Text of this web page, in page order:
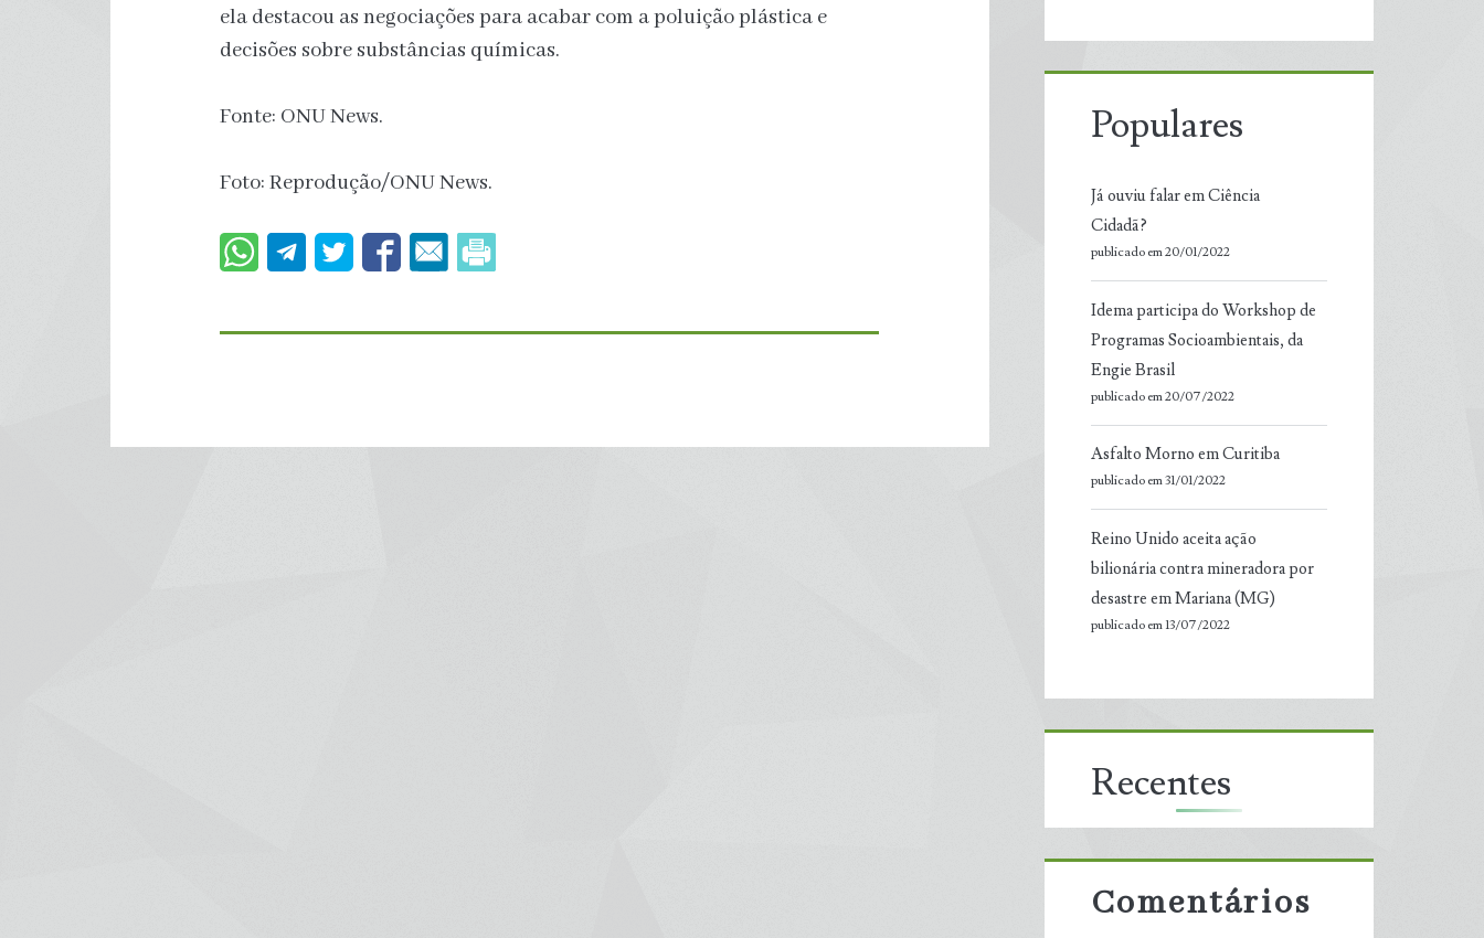
ela destacou as negociações para acabar com a poluição plástica e
decisões sobre substâncias químicas.
Fonte: ONU News.
Foto: Reprodução/ONU News.
Populares
Já ouviu falar em Ciência
Cidadã?
publicado em 20/01/2022
Idema participa do Workshop de
Programas Socioambientais, da
Engie Brasil
publicado em 20/07/2022
Asfalto Morno em Curitiba
publicado em 31/01/2022
Reino Unido aceita ação
bilionária contra mineradora por
desastre em Mariana (MG)
publicado em 13/07/2022
Recentes
Comentários